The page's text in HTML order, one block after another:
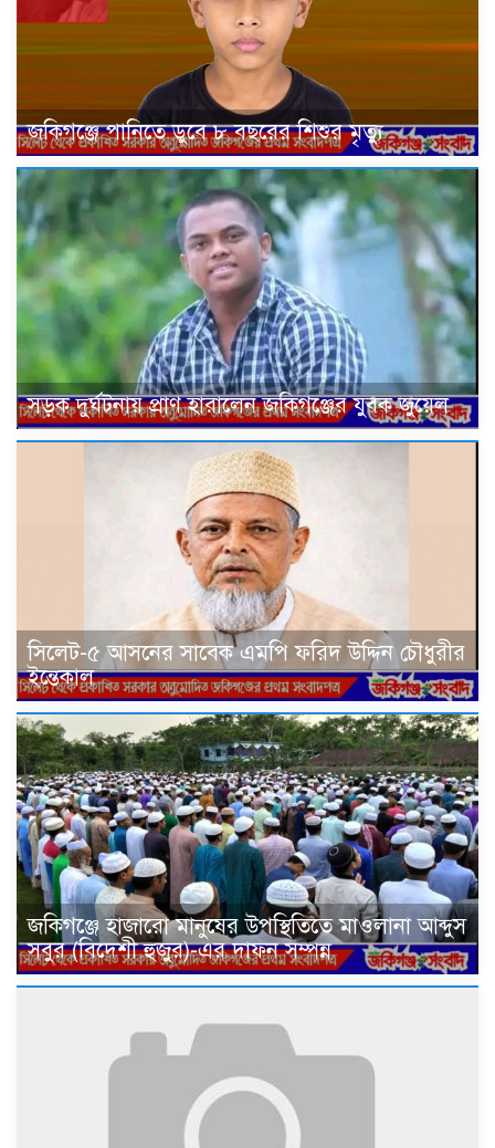
জকিগঞ্জে পানিতে ডুবে ৮ বছরের শিশুর মৃত্যু
সড়ক দুর্ঘটনায় প্রাণ হারালেন জকিগঞ্জের যুবক জুয়েল
সিলেট-৫ আসনের সাবেক এমপি ফরিদ উদ্দিন চৌধুরীর
ইন্তেকাল
জকিগঞ্জে হাজারো মানুষের উপস্থিতিতে মাওলানা আব্দুস
সবুর (বিদেশী হুজুর)-এর দাফন সম্পন্ন